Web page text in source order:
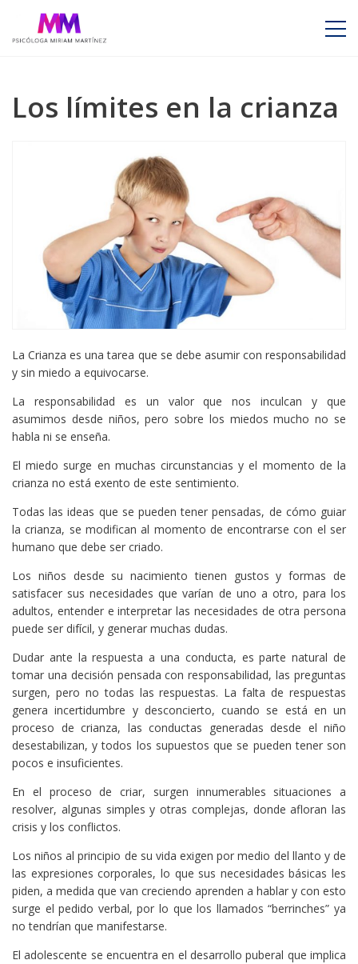
Los límites en la crianza
La Crianza es una tarea que se debe asumir con responsabilidad
y sin miedo a equivocarse.
La responsabilidad es un valor que nos inculcan y que
asumimos desde niños, pero sobre los miedos mucho no se
habla ni se enseña.
El miedo surge en muchas circunstancias y el momento de la
crianza no está exento de este sentimiento.
Todas las ideas que se pueden tener pensadas, de cómo guiar
la crianza, se modifican al momento de encontrarse con el ser
humano que debe ser criado.
Los niños desde su nacimiento tienen gustos y formas de
satisfacer sus necesidades que varían de uno a otro, para los
adultos, entender e interpretar las necesidades de otra persona
puede ser difícil, y generar muchas dudas.
Dudar ante la respuesta a una conducta, es parte natural de
tomar una decisión pensada con responsabilidad, las preguntas
surgen, pero no todas las respuestas. La falta de respuestas
genera incertidumbre y desconcierto, cuando se está en un
proceso de crianza, las conductas generadas desde el niño
desestabilizan, y todos los supuestos que se pueden tener son
pocos e insuficientes.
En el proceso de criar, surgen innumerables situaciones a
resolver, algunas simples y otras complejas, donde afloran las
crisis y los conflictos.
Los niños al principio de su vida exigen por medio del llanto y de
las expresiones corporales, lo que sus necesidades básicas les
piden, a medida que van creciendo aprenden a hablar y con esto
surge el pedido verbal, por lo que los llamados “berrinches” ya
no tendrían que manifestarse.
El adolescente se encuentra en el desarrollo puberal que implica